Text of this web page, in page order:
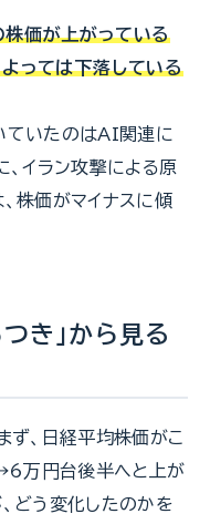
株価が上がっている
っては下落している
ていたのはAI関連に
イラン攻撃による原
株価がマイナスに傾
き」から見る
ず、日経平均株価がこ
万円台後半へと上が
どう変化したのかを